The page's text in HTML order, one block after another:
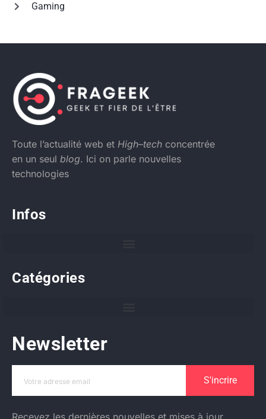
Gaming
Toute l’actualité web et High–tech concentrée
en un seul blog. Ici on parle nouvelles
technologies
Infos
Catégories
Newsletter
S'incrire